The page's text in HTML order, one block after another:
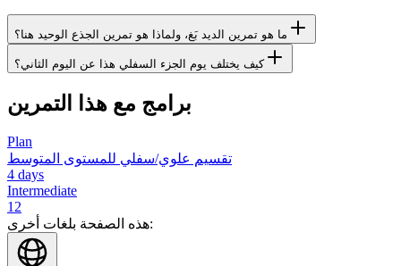
ما هو تمرين الديد بَغ، ولماذا هو تمرين الجذع الوحيد هنا؟
كيف يختلف يوم الجزء السفلي هذا عن اليوم الثاني؟
برامج مع هذا التمرين
Plan
تقسيم علوي/سفلي للمستوى المتوسط
4 days
Intermediate
12
هذه الصفحة بلغات أخرى: